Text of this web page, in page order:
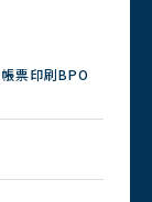
帳票印刷BPO